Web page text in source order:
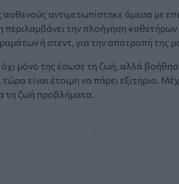
ασθενούς αντιμετωπίστηκε άμεσα με
περιλαμβάνει την πλοήγηση
ή στεντ, για την αποτροπή της
μόνο της έσωσε τη ζωή, αλλά
είναι έτοιμη να πάρει εξιτήριο.
τη ζωή προβλήματα.